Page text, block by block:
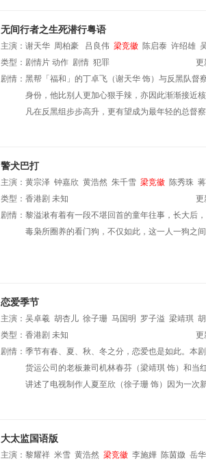
无间行者之生死潜行粤语
主演： 谢天华 周柏豪 吕良伟 梁竞徽 陈启泰 许绍雄
类型： 剧情片 动作 剧情 犯罪
更
剧情： 黑帮「福和」的丁卓飞（谢天华 饰）与反黑队督
身份，他比别人更加心狠手辣，亦因此渐渐接近
凡在反黑组步步高升，更有望成为最年轻的总督
警犬巴打
主演： 黄宗泽 钟嘉欣 黄浩然 朱千雪 梁竞徽 陈秀珠
类型： 香港剧 未知
更
剧情： 黎溢湫有着有一段不堪回首的童年往事，长大后
毒枭所圈养的看门狗，不仅如此，这一人一狗之
恋爱季节
主演： 吴卓羲 胡杏儿 徐子珊 马国明 罗子溢 梁靖琪
类型： 香港剧 未知
更
剧情： 季节有春、夏、秋、冬之分，恋爱也是如此。本
货运公司的老板兼司机林春芬（梁靖琪 饰）和当
讲述了电视制作人夏至欣（徐子珊 饰）因为一
大太监国语版
主演： 黎耀祥 米雪 黄浩然 梁竞徽 李施嬅 陈茵媺 岳华